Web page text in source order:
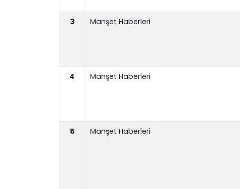
3 Manşet Haberleri
4 Manşet Haberleri
5 Manşet Haberleri